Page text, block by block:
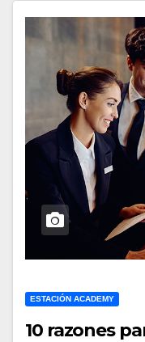
ESTACIÓN ACADEMY
10 razones